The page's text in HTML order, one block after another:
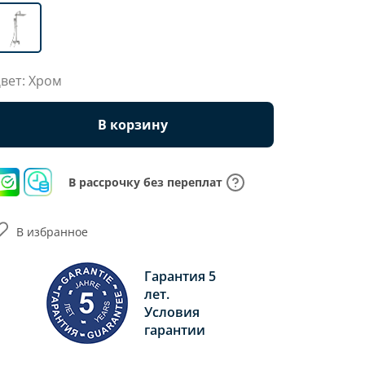
Хром
В корзину
В рассрочку без переплат
Гарантия 5
лет.
Условия
гарантии
В избранное